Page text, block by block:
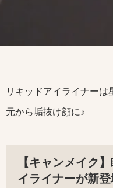
リキッドアイライナーは
元から垢抜け顔に♪
【キャンメイク
イライナーが新